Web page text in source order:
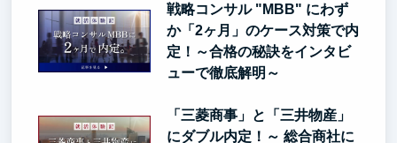
戦略コンサル "MBB" にわず
か「2ヶ月」のケース対策で内
定！～合格の秘訣をインタビ
ューで徹底解明～
「三菱商事」と「三井物産」
にダブル内定！～ 総合商社に